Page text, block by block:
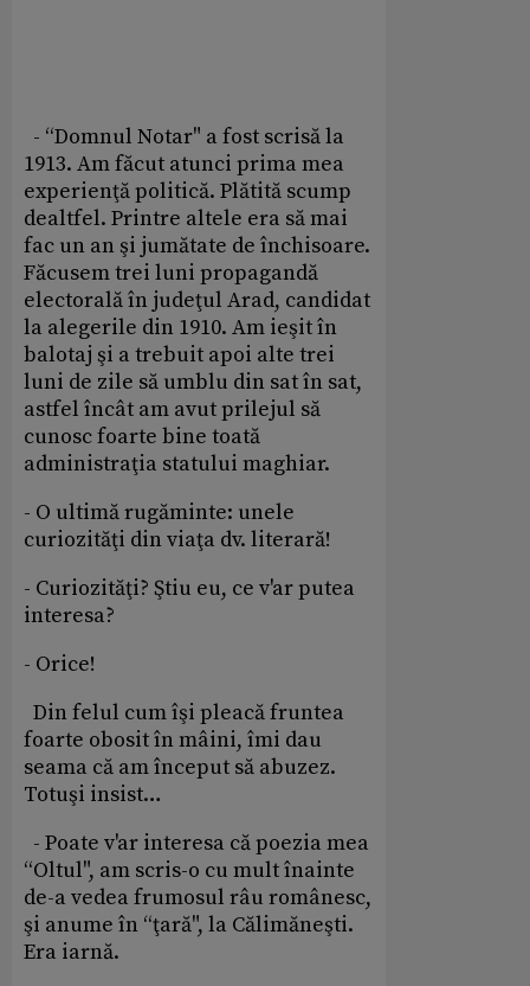
- “Domnul Notar" a fost scrisă la
1913. Am făcut atunci prima mea
experienţă politică. Plătită scump
dealtfel. Printre altele era să mai
fac un an şi jumătate de închisoare.
Făcusem trei luni propagandă
electorală în judeţul Arad, candidat
la alegerile din 1910. Am ieşit în
balotaj şi a trebuit apoi alte trei
luni de zile să umblu din sat în sat,
astfel încât am avut prilejul să
cunosc foarte bine toată
administraţia statului maghiar.
- O ultimă rugăminte: unele
curiozităţi din viaţa dv. literară!
- Curiozităţi? Ştiu eu, ce v'ar putea
interesa?
- Orice!
Din felul cum îşi pleacă fruntea
foarte obosit în mâini, îmi dau
seama că am început să abuzez.
Totuşi insist…
- Poate v'ar interesa că poezia mea
“Oltul", am scris-o cu mult înainte
de-a vedea frumosul râu românesc,
şi anume în “ţară", la Călimăneşti.
Era iarnă.